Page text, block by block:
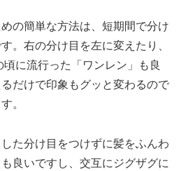
の簡単な方法は、短期間で分け
。右の分け目を左に変えたり、
に流行った「ワンレン」も良
だけで印象もグッと変わるので
。
た分け目をつけずに髪をふんわ
良いですし、交互にジグザグに